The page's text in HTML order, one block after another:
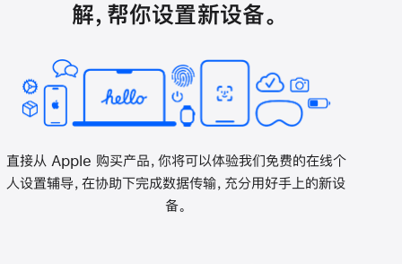
解，帮你设置新设备。
直接从 Apple 购买产品，你将可以体验我们免费的在线个
人设置辅导，在协助下完成数据传输，充分用好手上的新设
备。